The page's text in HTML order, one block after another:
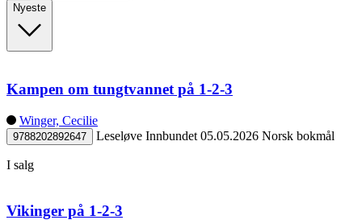
Nyeste
Kampen om tungtvannet på 1-2-3
Winger, Cecilie
9788202892647 Leseløve Innbundet 05.05.2026 Norsk bokmål
I salg
Vikinger på 1-2-3